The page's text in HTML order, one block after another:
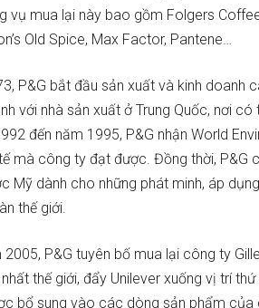
vụ mua lại này bao gồm Folgers
Old Spice, Max Factor, Pantene…
P&G bắt đầu sản xuất và kinh doanh
với nhà sản xuất ở Trung Quốc, nơi
đến năm 1995, P&G nhận World
mà công ty đạt được. Đồng thời, P&G
Mỹ dành cho những phát minh, áp
thế giới.
2005, P&G tuyên bố mua lại công ty
thế giới, đẩy Unilever xuống vị trí
bổ sung vào các dòng sản phẩm